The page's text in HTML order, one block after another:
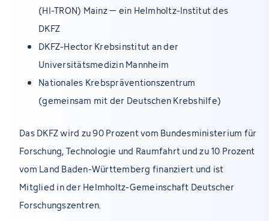
(HI-TRON) Mainz – ein Helmholtz-Institut des
DKFZ
DKFZ-Hector Krebsinstitut an der
Universitätsmedizin Mannheim
Nationales Krebspräventionszentrum
(gemeinsam mit der Deutschen Krebshilfe)
Das DKFZ wird zu 90 Prozent vom Bundesministerium für
Forschung, Technologie und Raumfahrt und zu 10 Prozent
vom Land Baden-Württemberg finanziert und ist
Mitglied in der Helmholtz-Gemeinschaft Deutscher
Forschungszentren.